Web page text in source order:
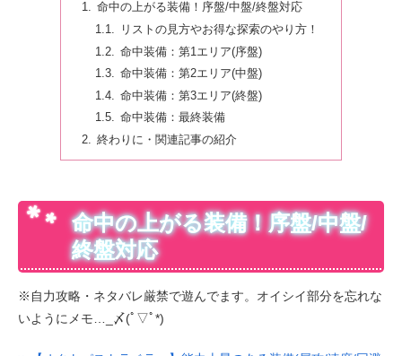
命中の上がる装備！序盤/中盤/終盤対応
リストの見方やお得な探索のやり方！
命中装備：第1エリア(序盤)
命中装備：第2エリア(中盤)
命中装備：第3エリア(終盤)
命中装備：最終装備
終わりに・関連記事の紹介
命中の上がる装備！序盤/中盤/
終盤対応
※自力攻略・ネタバレ厳禁で遊んでます。オイシイ部分を忘れな
いようにメモ…_〆(ﾟ▽ﾟ*)